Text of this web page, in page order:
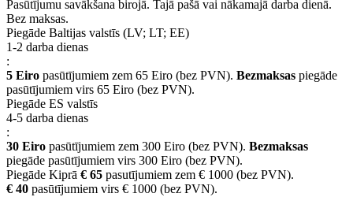
Pasūtījumu savākšana birojā. Tajā pašā vai nākamajā darba dienā.
Bez maksas.
Piegāde Baltijas valstīs (LV; LT; EE)
1-2 darba dienas
:
5 Eiro pasūtījumiem zem 65 Eiro (bez PVN). Bezmaksas piegāde
pasūtījumiem virs 65 Eiro (bez PVN).
Piegāde ES valstīs
4-5 darba dienas
:
30 Eiro pasūtījumiem zem 300 Eiro (bez PVN). Bezmaksas
piegāde pasūtījumiem virs 300 Eiro (bez PVN).
Piegāde Kiprā € 65 pasutījumiem zem € 1000 (bez PVN).
€ 40 pasūtījumiem virs € 1000 (bez PVN).